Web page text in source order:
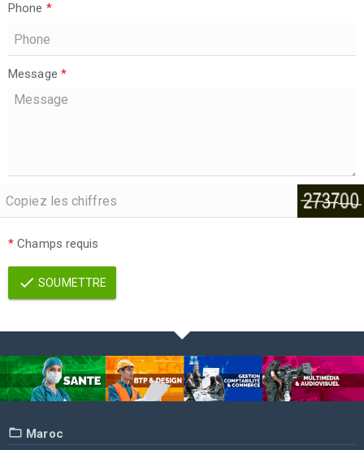
Phone *
Message *
* Champs requis
SOUMETTRE
Maroc